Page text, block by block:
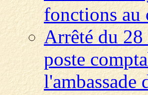
fonctions au
Arrêté du 28
poste
l'ambassade